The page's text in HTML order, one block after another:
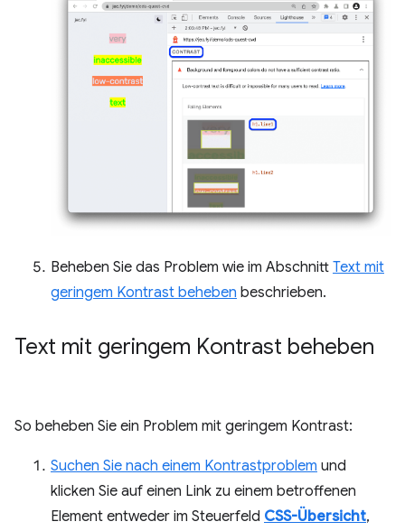
Beheben Sie das Problem wie im Abschnitt Text mit
geringem Kontrast beheben beschrieben.
Text mit geringem Kontrast beheben
So beheben Sie ein Problem mit geringem Kontrast:
Suchen Sie nach einem Kontrastproblem und
klicken Sie auf einen Link zu einem betroffenen
Element entweder im Steuerfeld CSS-Übersicht,